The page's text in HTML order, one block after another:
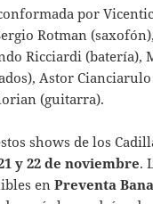
por
Rotman
Ricciardi (batería),
Astor
(guitarra).
shows de los
y 22 de noviembre.
enPreventa